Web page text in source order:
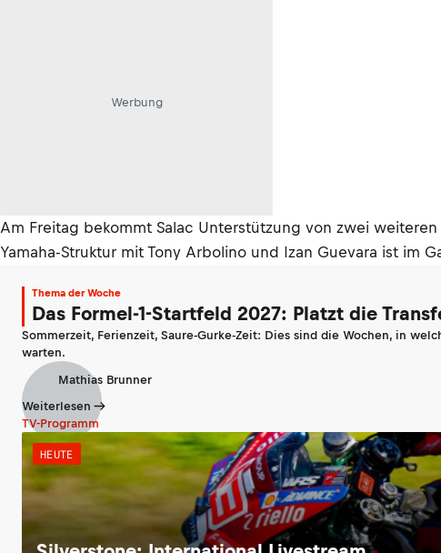
Werbung
Am Freitag bekommt Salac Unterstützung von zwei
Yamaha-Struktur mit Tony Arbolino und Izan Guevara ist im
Thema der Woche
Das Formel-1-Startfeld 2027: Platzt die
Sommerzeit, Ferienzeit, Saure-Gurke-Zeit: Dies sind die Wochen, in
warten.
Mathias Brunner
Weiterlesen
TV-Programm
HEUTE